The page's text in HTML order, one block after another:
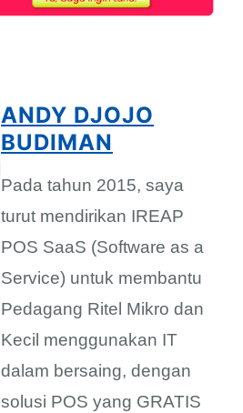
ANDY DJOJO
BUDIMAN
Pada tahun 2015, saya
turut mendirikan IREAP
POS SaaS (Software as a
Service) untuk membantu
Pedagang Ritel Mikro dan
Kecil menggunakan IT
dalam bersaing, dengan
solusi POS yang GRATIS